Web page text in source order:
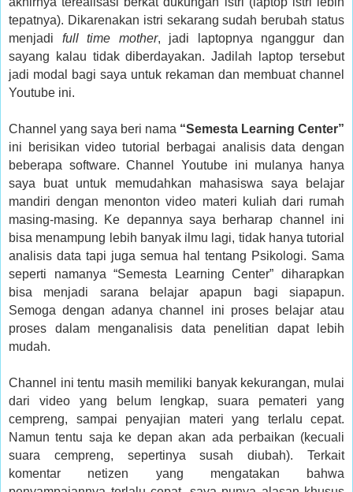
tepatnya). Dikarenakan istri sekarang sudah berubah status
menjadi full time mother, jadi laptopnya nganggur dan
sayang kalau tidak diberdayakan. Jadilah laptop tersebut
jadi modal bagi saya untuk rekaman dan membuat channel
Youtube ini.
Channel yang saya beri nama “Semesta Learning Center”
ini berisikan video tutorial berbagai analisis data dengan
beberapa software. Channel Youtube ini mulanya hanya
saya buat untuk memudahkan mahasiswa saya belajar
mandiri dengan menonton video materi kuliah dari rumah
masing-masing. Ke depannya saya berharap channel ini
bisa menampung lebih banyak ilmu lagi, tidak hanya tutorial
analisis data tapi juga semua hal tentang Psikologi. Sama
seperti namanya “Semesta Learning Center” diharapkan
bisa menjadi sarana belajar apapun bagi siapapun.
Semoga dengan adanya channel ini proses belajar atau
proses dalam menganalisis data penelitian dapat lebih
mudah.
Channel ini tentu masih memiliki banyak kekurangan, mulai
dari video yang belum lengkap, suara pemateri yang
cempreng, sampai penyajian materi yang terlalu cepat.
Namun tentu saja ke depan akan ada perbaikan (kecuali
suara cempreng, sepertinya susah diubah). Terkait
komentar netizen yang mengatakan bahwa